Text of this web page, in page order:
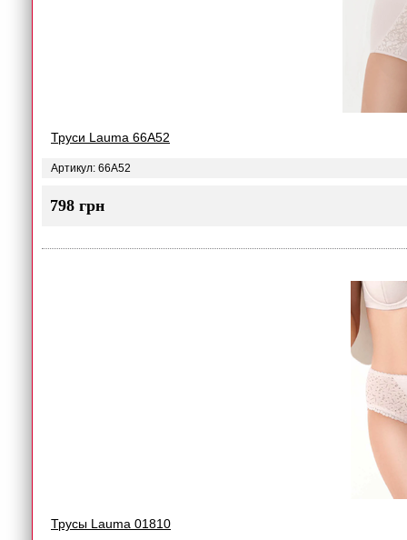
Труси Lauma 66A52
Артикул: 66A52
798 грн
Трусы Lauma 01810